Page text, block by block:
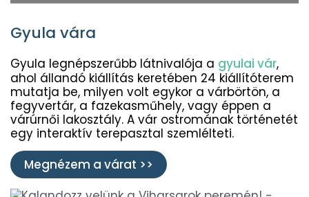
Gyula vára
Gyula legnépszerűbb látnivalója a gyulai vár,
ahol állandó kiállítás keretében 24 kiállítóterem
mutatja be, milyen volt egykor a várbörtön, a
fegyvertár, a fazekasműhely, vagy éppen a
várúrnői lakosztály. A vár ostromának történetét
egy interaktív terepasztal szemlélteti.
Megnézem a várat >>